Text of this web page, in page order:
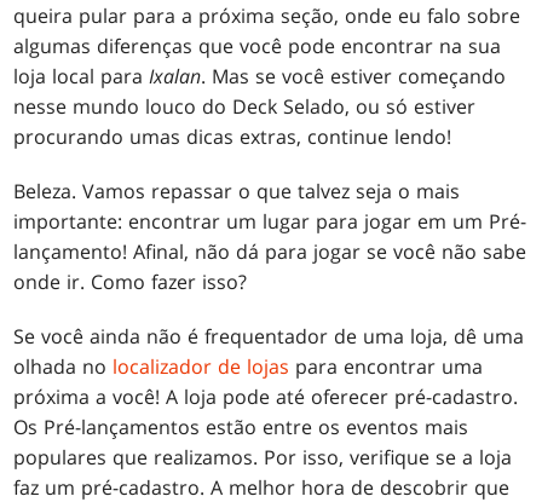
queira pular para a próxima seção, onde eu falo sobre
algumas diferenças que você pode encontrar na sua
loja local paraIxalan. Mas se você estiver começando
nesse mundo louco do Deck Selado, ou só estiver
procurando umas dicas extras, continue lendo!
Beleza. Vamos repassar o que talvez seja o mais
importante: encontrar um lugar para jogar em um Pré-
lançamento! Afinal, não dá para jogar se você não sabe
onde ir. Como fazer isso?
Se você ainda não é frequentador de uma loja, dê uma
olhada no localizador de lojas para encontrar uma
próxima a você! A loja pode até oferecer pré-cadastro.
Os Pré-lançamentos estão entre os eventos mais
populares que realizamos. Por isso, verifique se a loja
faz um pré-cadastro. A melhor hora de descobrir que